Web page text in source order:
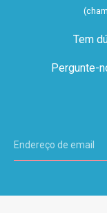
Tem
Pergunte-